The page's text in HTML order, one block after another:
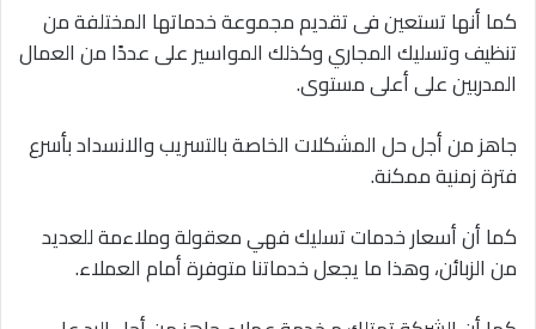
كما أنها تستعين فى تقديم مجموعة خدماتها المختلفة من
تنظيف وتسليك المجاري وكذلك المواسير على عددًا من العمال
المدربين على أعلى مستوى.
جاهز من أجل حل المشكلات الخاصة بالتسريب والانسداد بأسرع
فترة زمنية ممكنة.
كما أن أسعار خدمات تسليك فهي معقولة وملاءمة للعديد
من الزبائن، وهذا ما يجعل خدماتنا متوفرة أمام العملاء.